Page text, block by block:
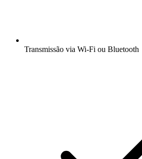
Transmissão via Wi-Fi ou Bluetooth